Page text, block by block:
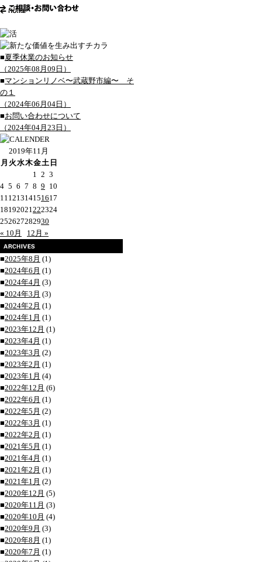
■夏季休業のお知らせ
（2025年08月09日）
■マンションリノベ〜武蔵野市編〜 そ
の１
（2024年06月04日）
■お問い合わせについて
（2024年04月23日）
2019年11月
月 火水木金土 日
1 2 3
4 5 6 7 8 9
10
11121314151617
18192021222324
252627282930
« 10月
12月 »
■2025年8月 (1)
■2024年6月 (1)
■2024年4月 (3)
■2024年3月 (3)
■2024年2月 (1)
■2024年1月 (1)
■2023年12月 (1)
■2023年4月 (1)
■2023年3月 (2)
■2023年2月 (1)
■2023年1月 (4)
■2022年12月 (6)
■2022年6月 (1)
■2022年5月 (2)
■2022年3月 (1)
■2022年2月 (1)
■2021年5月 (1)
■2021年4月 (1)
■2021年2月 (1)
■2021年1月 (2)
■2020年12月 (5)
■2020年11月 (3)
■2020年10月 (4)
■2020年9月 (3)
■2020年8月 (1)
■2020年7月 (1)